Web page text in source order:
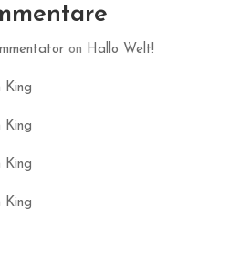
on Hallo Welt!
King
King
King
King